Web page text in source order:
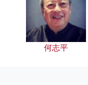
何志平